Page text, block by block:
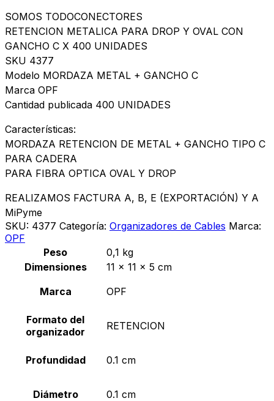
SOMOS TODOCONECTORES
RETENCION METALICA PARA DROP Y OVAL CON
GANCHO C X 400 UNIDADES
SKU 4377
Modelo MORDAZA METAL + GANCHO C
Marca OPF
Cantidad publicada 400 UNIDADES
Características:
MORDAZA RETENCION DE METAL + GANCHO TIPO C
PARA CADERA
PARA FIBRA OPTICA OVAL Y DROP
REALIZAMOS FACTURA A, B, E (EXPORTACIÓN) Y A
MiPyme
SKU: 4377 Categoría: Organizadores de Cables Marca:
OPF
Peso
0,1 kg
Dimensiones
11 × 11 × 5 cm
Marca
OPF
Formato del
organizador
RETENCION
Profundidad 0.1 cm
Diámetro 0.1 cm